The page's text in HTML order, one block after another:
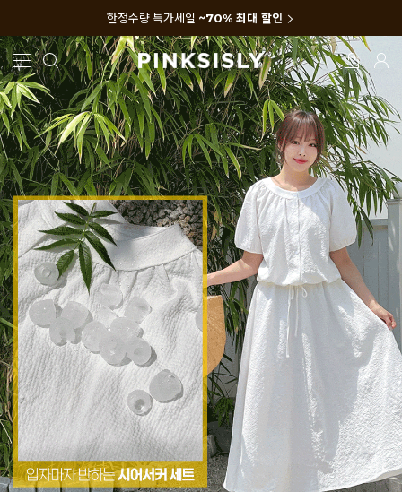
한정수량 특가세일 ~70% 최대 할인